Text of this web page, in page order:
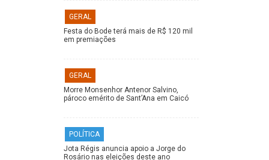
GERAL
Festa do Bode terá mais de R$ 120 mil
em premiações
GERAL
Morre Monsenhor Antenor Salvino,
pároco emérito de Sant’Ana em Caicó
POLÍTICA
Jota Régis anuncia apoio a Jorge do
Rosário nas eleições deste ano